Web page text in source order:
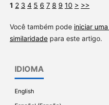
1 2 3 4 5 6 7 8 9 10 > >>
Você também pode iniciar
similaridadepara este artigo.
IDIOMA
English